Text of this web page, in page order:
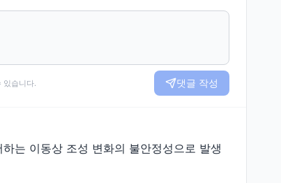
있습니다. 댓글 작성
는 이동상 조성 변화의 불안정성으로 발생